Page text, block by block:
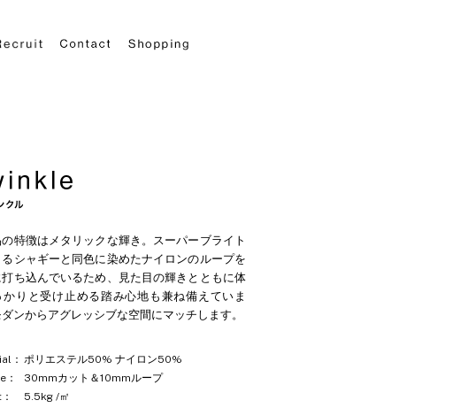
特徴はメタリックな輝き。スーパーブライト
るシャギーと同色に染めたナイロンのループを
ち込んでいるため、見た目の輝きとともに体
かりと受け止める踏み心地も兼ね備えていま
ンからアグレッシブな空間にマッチします。
： ポリエステル50% ナイロン50%
30mmカット＆10mmループ
5.5kg /㎡